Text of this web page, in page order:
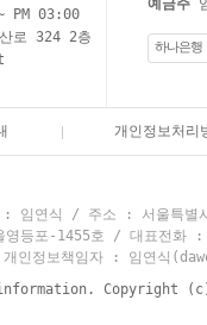
PM 03:00
로 324 2층
예금주
하나은
개인정보처리
임연식 / 주소 : 서울특별
영등포-1455호 / 대표전
정보책임자 : 임연식
Copyright